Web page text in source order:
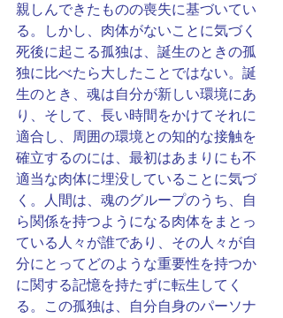
親しんできたものの喪失に基づいてい
る。しかし、肉体がないことに気づく
死後に起こる孤独は、誕生のときの孤
独に比べたら大したことではない。誕
生のとき、魂は自分が新しい環境にあ
り、そして、長い時間をかけてそれに
適合し、周囲の環境との知的な接触を
確立するのには、最初はあまりにも不
適当な肉体に埋没していることに気づ
く。人間は、魂のグループのうち、自
ら関係を持つようになる肉体をまとっ
ている人々が誰であり、その人々が自
分にとってどのような重要性を持つか
に関する記憶を持たずに転生してく
る。この孤独は、自分自身のパーソナ